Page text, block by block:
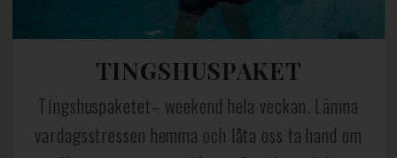
TINGSHUSPAKET
Tingshuspaketet– weekend hela veckan. Lämna
vardagsstressen hemma och låta oss ta hand om